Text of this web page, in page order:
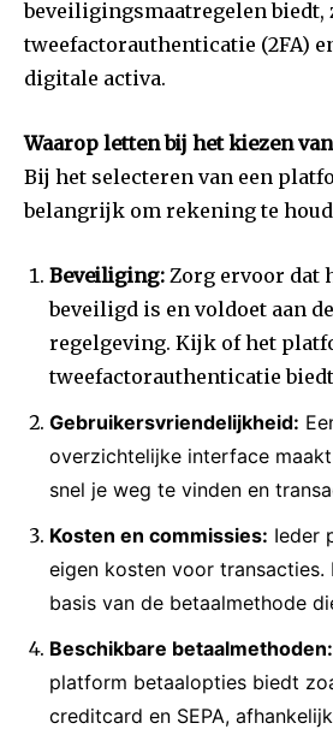
beveiligingsmaatregelen biedt,
tweefactorauthenticatie (2FA)
digitale activa.
Waarop letten bij het kiezen
Bij het selecteren van een
belangrijk om rekening te
Beveiliging: Zorg ervoor dat
beveiligd is en voldoet aan
regelgeving. Kijk of het
tweefactorauthenticatie
Gebruikersvriendelijkheid:
overzichtelijke interface
snel je weg te vinden en
Kosten en commissies: Ieder
eigen kosten voor transacties.
basis van de betaalmethode
Beschikbare betaalmethoden:
platform betaalopties biedt
creditcard en SEPA,